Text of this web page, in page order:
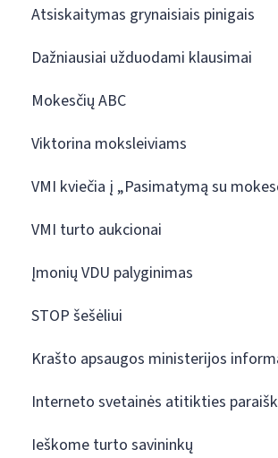
Atsiskaitymas grynaisiais pinigais
Dažniausiai užduodami klausimai
Mokesčių ABC
Viktorina moksleiviams
VMI kviečia į „Pasimatymą su
VMI turto aukcionai
Įmonių VDU palyginimas
STOP šešėliui
Krašto apsaugos ministerijos
Interneto svetainės atitikties
Ieškome turto savininkų